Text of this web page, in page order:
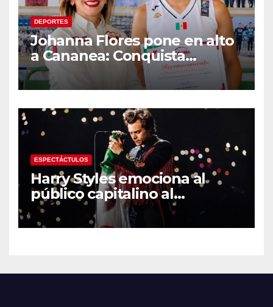
DEPORTES
Johanna Flores pone en alto
a Cananea: Conquista
medalla de plata con la
Selección Mexicana Sub-20
Centroamericanos
ESPECTÁCTULOS
Harry Styles emociona al
público capitalino al
interpretar “Cielito Lindo” en
su tercer concierto en la